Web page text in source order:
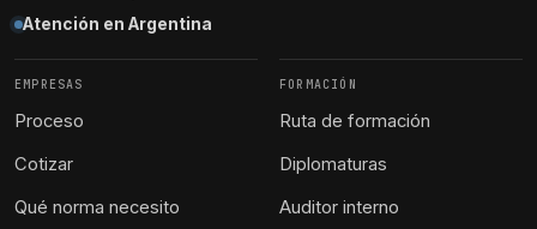
Atención en Argentina
EMPRESAS
Proceso
Cotizar
Qué norma necesito
FORMACIÓN
Ruta de formación
Diplomaturas
Auditor interno